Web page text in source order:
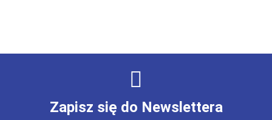
Zapisz się do Newslettera